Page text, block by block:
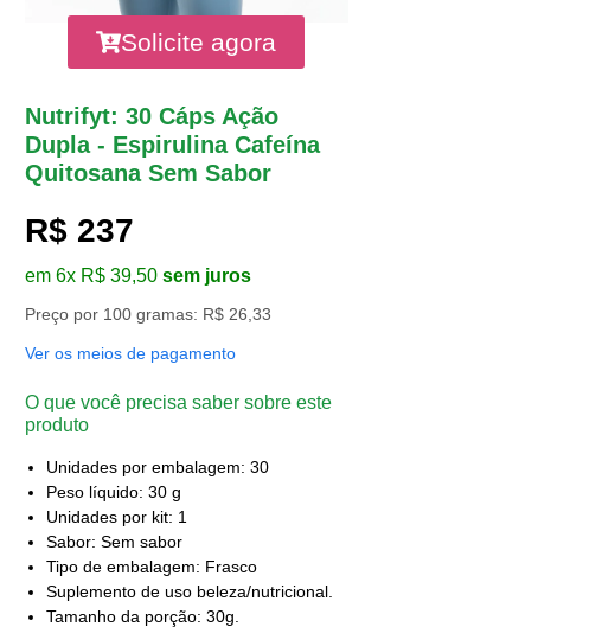
Solicite agora
Nutrifyt: 30 Cáps Ação
Dupla - Espirulina Cafeína
Quitosana Sem Sabor
R$ 237
em 6x R$ 39,50 sem juros
Preço por 100 gramas: R$ 26,33
Ver os meios de pagamento
O que você precisa saber sobre este
produto
Unidades por embalagem: 30
Peso líquido: 30 g
Unidades por kit: 1
Sabor: Sem sabor
Tipo de embalagem: Frasco
Suplemento de uso beleza/nutricional.
Tamanho da porção: 30g.